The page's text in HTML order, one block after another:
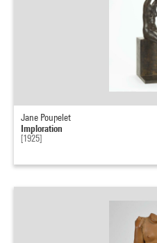
Jane Poupelet
Imploration
[1925]